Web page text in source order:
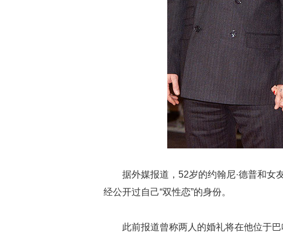
据外媒报道，52岁的约翰尼·德普和女
经公开过自己“双性恋”的身份。
此前报道曾称两人的婚礼将在他位于